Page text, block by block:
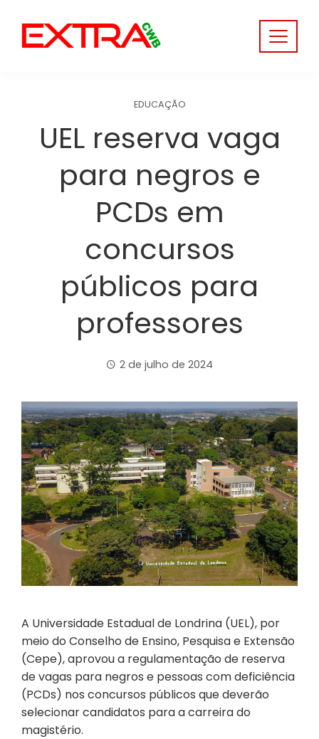
content
EDUCAÇÃO
UEL reserva vaga
para negros e
PCDs em
concursos
públicos para
professores
2 de julho de 2024
A Universidade Estadual de Londrina (UEL), por
meio do Conselho de Ensino, Pesquisa e Extensão
(Cepe), aprovou a regulamentação de reserva
de vagas para negros e pessoas com deficiência
(PCDs) nos concursos públicos que deverão
selecionar candidatos para a carreira do
magistério.